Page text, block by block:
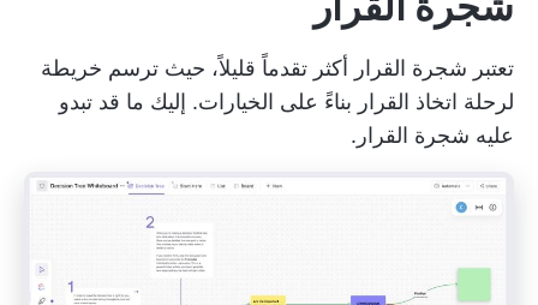
تعتبر شجرة القرار أكثر تقدماً قليلاً، حيث ترسم خريطة
لرحلة اتخاذ القرار بناءً على الخيارات. إليك ما قد تبدو
عليه شجرة القرار.